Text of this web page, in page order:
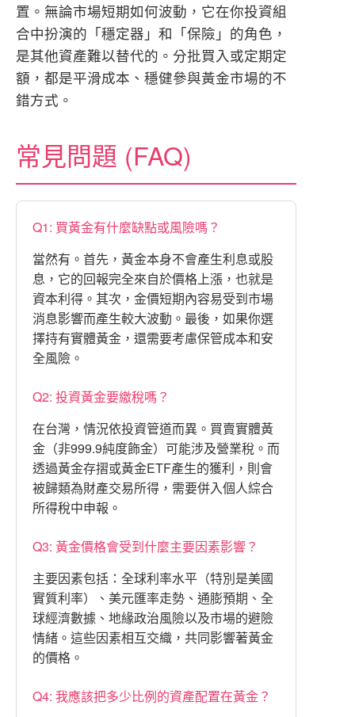
置。無論市場短期如何波動，它在你投資組
合中扮演的「穩定器」和「保險」的角色，
是其他資產難以替代的。分批買入或定期定
額，都是平滑成本、穩健參與黃金市場的不
錯方式。
常見問題 (FAQ)
Q1: 買黃金有什麼缺點或風險嗎？
當然有。首先，黃金本身不會產生利息或股
息，它的回報完全來自於價格上漲，也就是
資本利得。其次，金價短期內容易受到市場
消息影響而產生較大波動。最後，如果你選
擇持有實體黃金，還需要考慮保管成本和安
全風險。
Q2: 投資黃金要繳稅嗎？
在台灣，情況依投資管道而異。買賣實體黃
金（非999.9純度飾金）可能涉及營業稅。而
透過黃金存摺或黃金ETF產生的獲利，則會
被歸類為財產交易所得，需要併入個人綜合
所得稅中申報。
Q3: 黃金價格會受到什麼主要因素影響？
主要因素包括：全球利率水平（特別是美國
實質利率）、美元匯率走勢、通膨預期、全
球經濟數據、地緣政治風險以及市場的避險
情緒。這些因素相互交織，共同影響著黃金
的價格。
Q4: 我應該把多少比例的資產配置在黃金？